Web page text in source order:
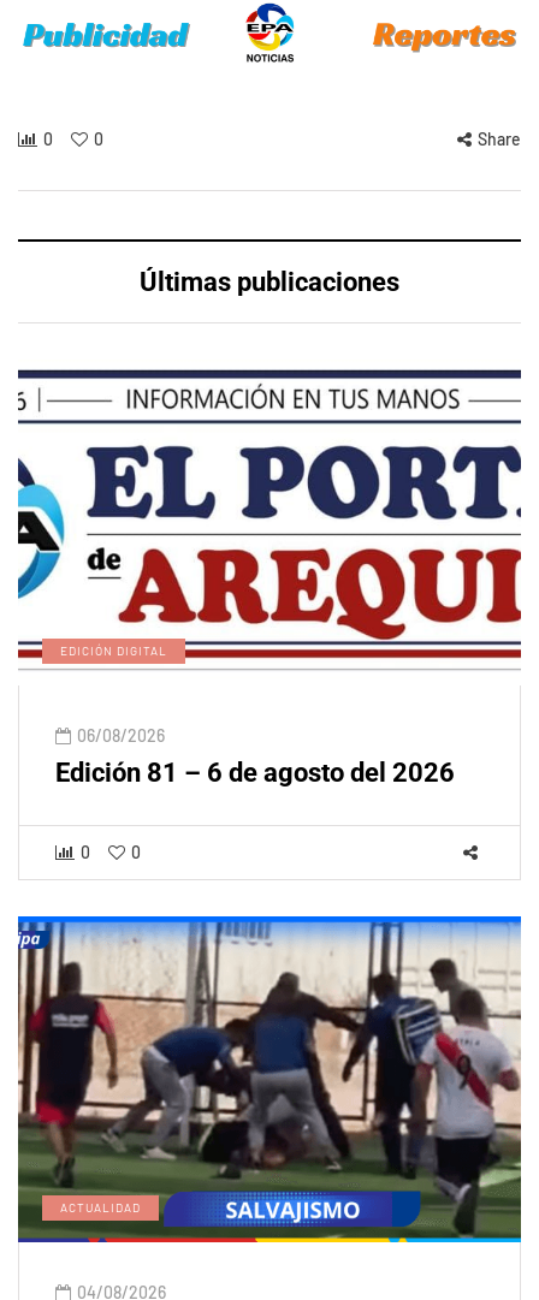
0 0 Share
Últimas publicaciones
EDICIÓN DIGITAL
06/08/2026
Edición 81 – 6 de agosto del 2026
0 0
ACTUALIDAD
04/08/2026